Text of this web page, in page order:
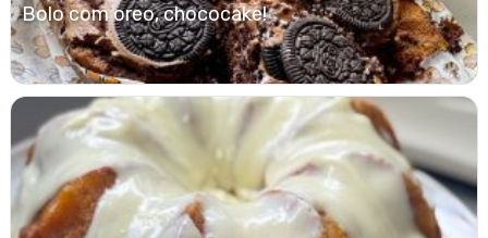
Bolo com oreo, chococake!